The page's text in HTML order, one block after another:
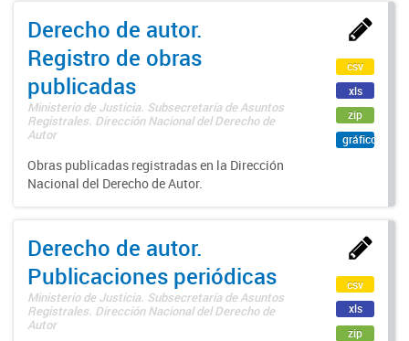
Derecho de autor.
Registro de obras
publicadas
Ministerio de Justicia. Subsecretaría de Asuntos
Registrales. Dirección Nacional del Derecho de
Autor
Obras publicadas registradas en la Dirección
Nacional del Derecho de Autor.
csv
xls
zip
gráfico
Derecho de autor.
Publicaciones periódicas
Ministerio de Justicia. Subsecretaría de Asuntos
Registrales. Dirección Nacional del Derecho de
Autor
csv
xls
zip